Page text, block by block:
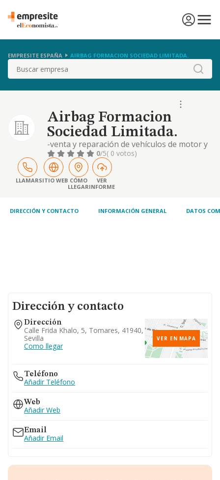
EMPRESITE ESPAÑA AIRBAG FORMACION SOCIEDAD LIMITADA.
Buscar
Airbag Formacion
Sociedad Limitada.
-venta y reparación de vehículos de motor y
motocicletas. -mediación de seguros como
agencia de seguros exclusiva. -la prestación
de servicios de enseñanza y aprendizaje
homologados por la autoridad competente
al objeto de proporcionar el título o carnet
0/5( 0 votos)
LLAMARSITIO WEB CÓMO
LLEGAR
VER
INFORME
DIRECCIÓN Y CONTACTO INFORMACIÓN GENERAL DATOS
Dirección y contacto
Dirección
Calle Frida Khalo, 5, Tomares, 41940,
Sevilla
Como llegar
VER EN MAPA
Teléfono
Añadir Teléfono
Web
Añadir Web
Email
Añadir Email